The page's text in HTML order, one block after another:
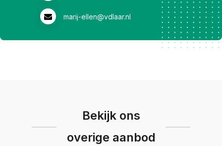
inge@vdlaar.nl
Bekijk ons
overige aanbod